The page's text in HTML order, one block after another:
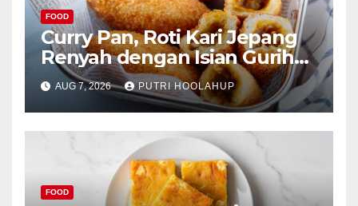
FOOD
Curry Pan, Roti Kari Jepang
Renyah dengan Isian Gurih
Menggoda
AUG 7, 2026 PUTRI HOOLAHUP
FOOD